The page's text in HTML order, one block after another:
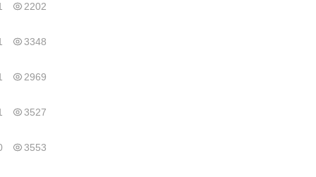
2202
3348
2969
3527
3553